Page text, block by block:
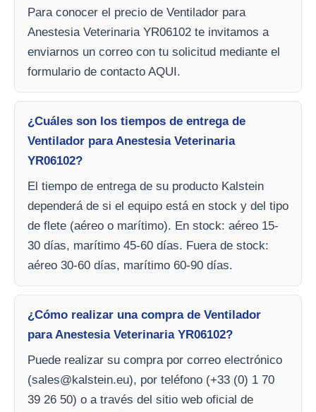
Para conocer el precio de Ventilador para
Anestesia Veterinaria YR06102 te invitamos a
enviarnos un correo con tu solicitud mediante el
formulario de contacto AQUI.
¿Cuáles son los tiempos de entrega de
Ventilador para Anestesia Veterinaria
YR06102?
El tiempo de entrega de su producto Kalstein
dependerá de si el equipo está en stock y del tipo
de flete (aéreo o marítimo). En stock: aéreo 15-
30 días, marítimo 45-60 días. Fuera de stock:
aéreo 30-60 días, marítimo 60-90 días.
¿Cómo realizar una compra de Ventilador
para Anestesia Veterinaria YR06102?
Puede realizar su compra por correo electrónico
(sales@kalstein.eu), por teléfono (+33 (0) 1 70
39 26 50) o a través del sitio web oficial de